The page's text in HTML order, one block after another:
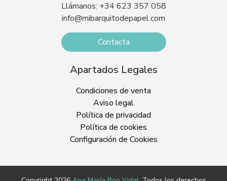
Llámanos: +34 623 357 058
info@mibarquitodepapel.com
Contacta
Apartados Legales
Condiciones de venta
Aviso legal
Política de privacidad
Política de cookies
Configuración de Cookies